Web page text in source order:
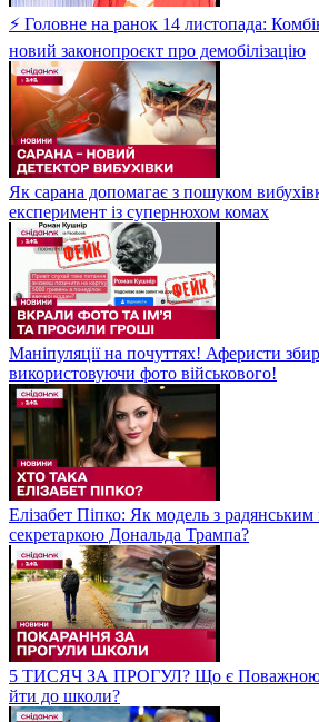
⚡ Головне на ранок 14 листопада:
новий законопроєкт про демобілізацію
Як сарана допомагає з пошуком
експеримент із супернюхом комах
Маніпуляції на почуттях! Аферисти
використовуючи фото військового!
Елізабет Піпко: Як модель з радянським
секретаркою Дональда Трампа?
5 ТИСЯЧ ЗА ПРОГУЛ? Що є Поважною
йти до школи?